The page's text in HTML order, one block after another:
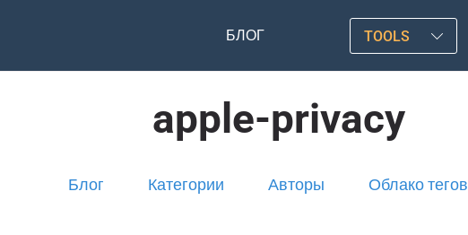
БЛОГ TOOLS
apple-privacy
Блог Категории Авторы Облако тегов